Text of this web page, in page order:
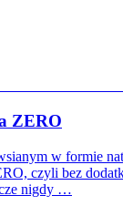
ZERO
w formie
czyli bez
nigdy …